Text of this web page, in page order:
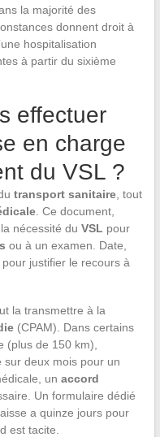
la majorité des
donnent droit à
hospitalisation
à partir du sixième
effectuer
en charge
du VSL ?
transport sanitaire, tout
. Ce document,
nécessité du VSL pour
ou à un examen. Date,
justifier le recours à
la transmettre à la
(CPAM). Dans certains
(plus de 150 km),
deux mois pour un
un accord
Un formulaire dédié
a quinze jours pour
est tacite.